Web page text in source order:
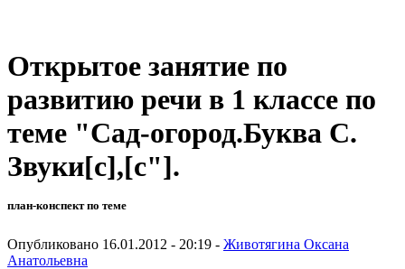
Открытое занятие по
развитию речи в 1 классе по
теме "Сад-огород.Буква С.
Звуки[c],[c"].
план-конспект по теме
Опубликовано 16.01.2012 - 20:19 - Животягина Оксана
Анатольевна